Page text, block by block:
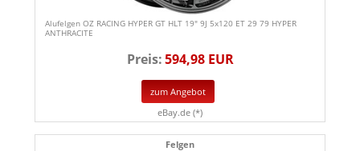
Alufelgen OZ RACING HYPER GT HLT 19" 9J 5x120 ET 29 79 HYPER
ANTHRACITE
Preis:594,98 EUR
zum Angebot
eBay.de (*)
Felgen